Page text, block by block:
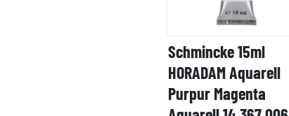
Schmincke 15ml
HORADAM Aquarell
Purpur Magenta